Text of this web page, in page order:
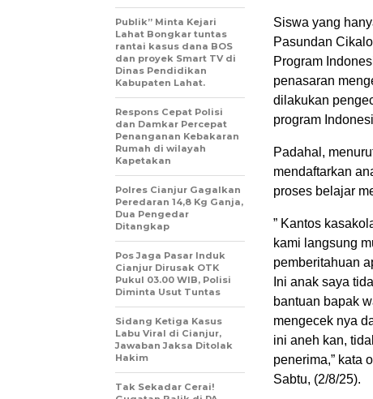
Siswa yang
Pasundan
Program
penasaran
dilakukan
program
Padahal,
mendaftarkan
proses belajar
” Kantos
kami langsung
pemberitahuan
Ini anak saya
bantuan bapak
mengecek nya
ini aneh kan,
penerima,” kata
Sabtu, (2/8/25).
Publik” Minta Kejari
Lahat Bongkar tuntas
rantai kasus dana BOS
dan proyek Smart TV di
Dinas Pendidikan
Kabupaten Lahat.
Respons Cepat Polisi
dan Damkar Percepat
Penanganan Kebakaran
Rumah di wilayah
Kapetakan
Polres Cianjur Gagalkan
Peredaran 14,8 Kg Ganja,
Dua Pengedar
Ditangkap
Pos Jaga Pasar Induk
Cianjur Dirusak OTK
Pukul 03.00 WIB, Polisi
Diminta Usut Tuntas
Sidang Ketiga Kasus
Labu Viral di Cianjur,
Jawaban Jaksa Ditolak
Hakim
Tak Sekadar Cerai!